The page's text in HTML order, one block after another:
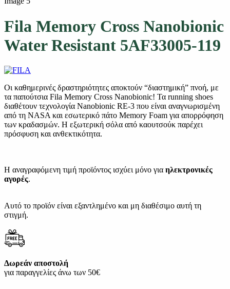
Fila Memory Cross Nanobionic
Water Resistant 5AF33005-119
Οι καθημερινές δραστηριότητες αποκτούν “διαστημική” πνοή, με
τα παπούτσια Fila Memory Cross Nanobionic! Τα running shoes
διαθέτουν τεχνολογία Nanobionic RE-3 που είναι αναγνωρισμένη
από τη NASA και εσωτερικό πάτο Memory Foam για απορρόφηση
των κραδασμών. Η εξωτερική σόλα από καουτσούκ παρέχει
πρόσφυση και ανθεκτικότητα.
Η αναγραφόμενη τιμή προϊόντος ισχύει μόνο για ηλεκτρονικές
αγορές.
Αυτό το προϊόν είναι εξαντλημένο και μη διαθέσιμο αυτή τη
στιγμή.
Δωρεάν αποστολή
για παραγγελίες άνω των 50€